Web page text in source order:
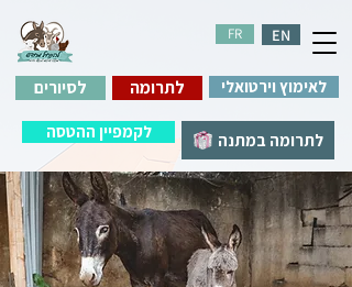
EN
FR
לתרומה לאימוץ וירטואלי
לתרומה במתנה
לסיורים
לקמפיין ההטסה